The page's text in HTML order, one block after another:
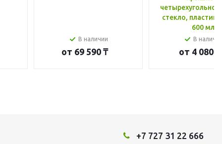
В наличии
от 69 590 ₸
стекло, пластик
600 мл
В
от 4 080 ₸
+7 727 31 22 666